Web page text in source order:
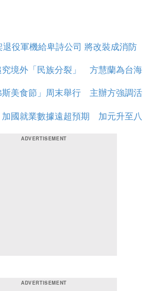
役軍機給卑詩公司 將改裝成消防
究境外「民族分裂」 方慧蘭為台海
斯美食節」周末舉行 主辦方強調活
加國就業數據遠超預期 加元升至八